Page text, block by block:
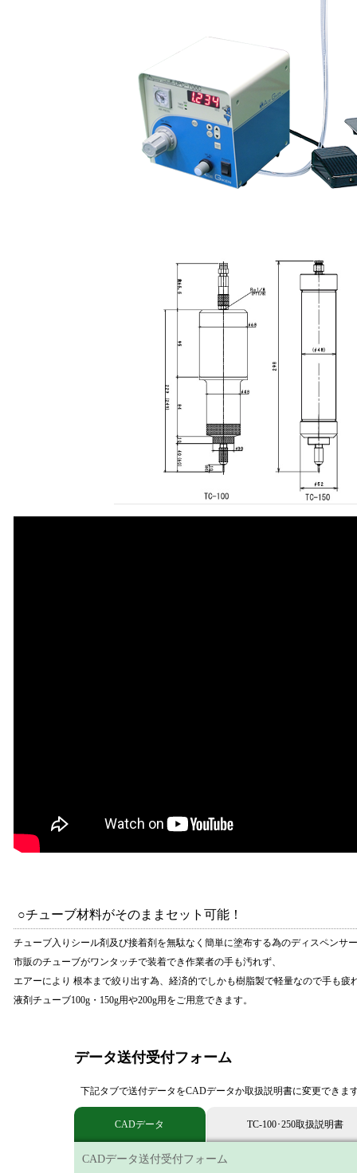
○チューブ材料がそのままセット可能！
チューブ入りシール剤及び接着剤を無駄なく簡単に塗布する為のディスペンサ
市販のチューブがワンタッチで装着でき作業者の手も汚れず、
エアーにより 根本まで絞り出す為、経済的でしかも樹脂製で軽量なので手も疲
液剤チューブ100g・150g用や200g用をご用意できます。
データ送付受付フォーム
下記タブで送付データをCADデータか取扱説明書に変更できま
CADデータ TC-100･250取扱説明書
CADデータ送付受付フォーム